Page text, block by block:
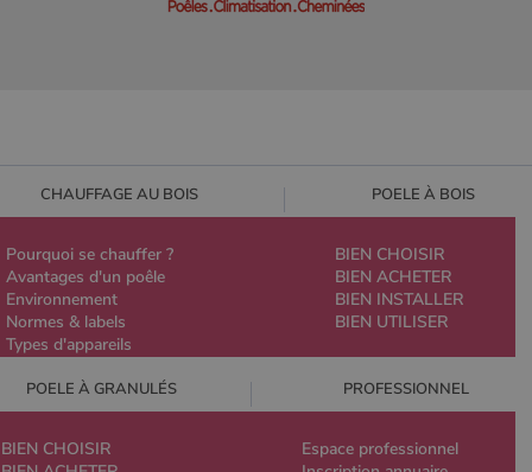
CHAUFFAGE AU BOIS POELE À BOIS
Pourquoi se chauffer ?
Avantages d'un poêle
Environnement
Normes & labels
Types d'appareils
BIEN CHOISIR
BIEN ACHETER
BIEN INSTALLER
BIEN UTILISER
POELE À GRANULÉS PROFESSIONNEL
BIEN CHOISIR
Espace professionnel